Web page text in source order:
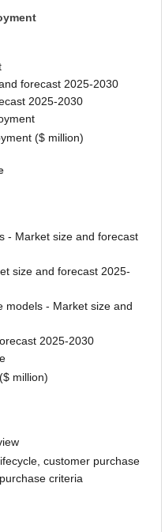
forecast 2025-2030
2025-2030
($ million)
- Market size and forecast
size and forecast 2025-
models - Market size and
2025-2030
million)
customer purchase
criteria